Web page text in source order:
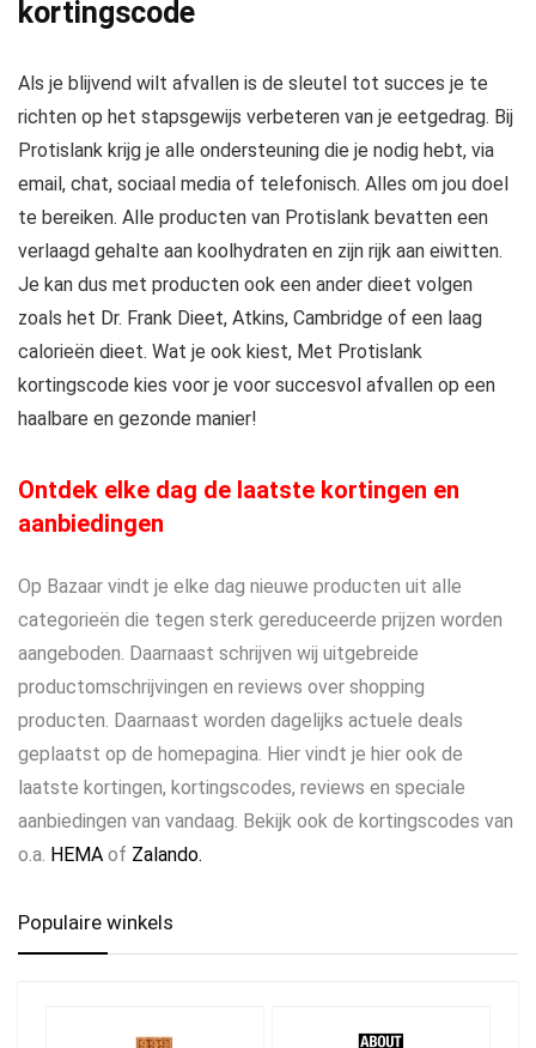
kortingscode
Als je blijvend wilt afvallen is de sleutel tot succes je te
richten op het stapsgewijs verbeteren van je eetgedrag. Bij
Protislank krijg je alle ondersteuning die je nodig hebt, via
email, chat, sociaal media of telefonisch. Alles om jou doel
te bereiken. Alle producten van Protislank bevatten een
verlaagd gehalte aan koolhydraten en zijn rijk aan eiwitten.
Je kan dus met producten ook een ander dieet volgen
zoals het Dr. Frank Dieet, Atkins, Cambridge of een laag
calorieën dieet. Wat je ook kiest, Met Protislank
kortingscode kies voor je voor succesvol afvallen op een
haalbare en gezonde manier!
Ontdek elke dag de laatste kortingen en
aanbiedingen
Op Bazaar vindt je elke dag nieuwe producten uit alle
categorieën die tegen sterk gereduceerde prijzen worden
aangeboden. Daarnaast schrijven wij uitgebreide
productomschrijvingen en reviews over shopping
producten. Daarnaast worden dagelijks actuele deals
geplaatst op de homepagina. Hier vindt je hier ook de
laatste kortingen, kortingscodes, reviews en speciale
aanbiedingen van vandaag. Bekijk ook de kortingscodes van
o.a. HEMA of Zalando.
Populaire winkels